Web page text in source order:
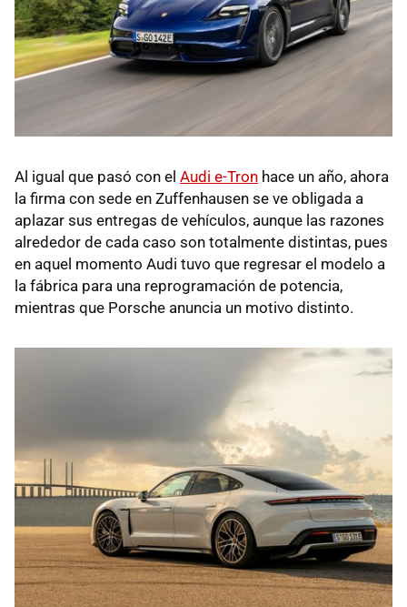
Al igual que pasó con el Audi e-Tron hace un año, ahora
la firma con sede en Zuffenhausen se ve obligada a
aplazar sus entregas de vehículos, aunque las razones
alrededor de cada caso son totalmente distintas, pues
en aquel momento Audi tuvo que regresar el modelo a
la fábrica para una reprogramación de potencia,
mientras que Porsche anuncia un motivo distinto.